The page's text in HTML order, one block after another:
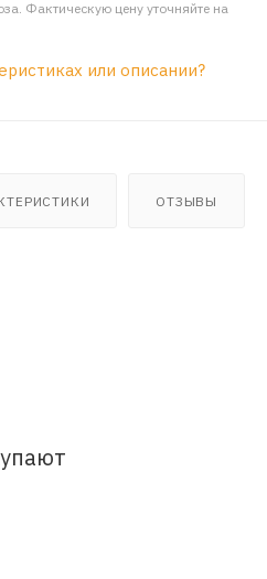
Фактическую цену уточняйте на
или описании?
ОТЗЫВЫ
AGZ15L